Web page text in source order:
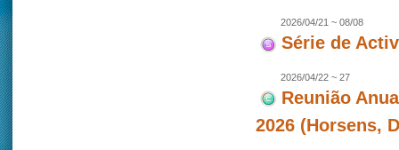
2026/04/21 ~ 08/08
Série de
2026/04/22 ~ 27
Reunião
2026 (Horsens,